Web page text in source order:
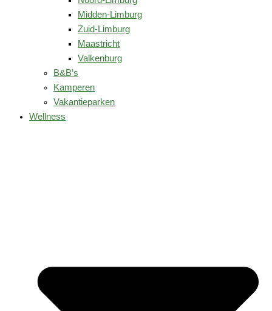
Midden-Limburg
Zuid-Limburg
Maastricht
Valkenburg
B&B’s
Kamperen
Vakantieparken
Wellness